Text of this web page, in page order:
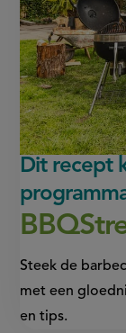
Dit recept
Steek de
met een
en tips.